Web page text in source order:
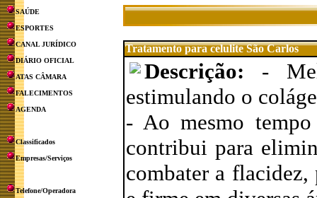
SAÚDE
ESPORTES
CANAL JURÍDICO
DIÁRIO OFICIAL
ATAS CÂMARA
FALECIMENTOS
AGENDA
Classificados
Empresas/Serviços
Telefone/Operadora
Tratamento para celulite São Carlos
Descrição: -
estimulando o
- Ao mesmo
contribui para
combater a